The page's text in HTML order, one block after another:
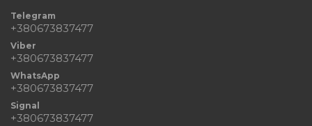
Telegram
+380673837477
Viber
+380673837477
WhatsApp
+380673837477
Signal
+380673837477